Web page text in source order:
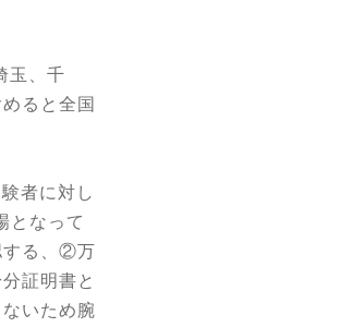
玉、千
ると全国
者に対し
となって
する、②万
証明書と
いため腕